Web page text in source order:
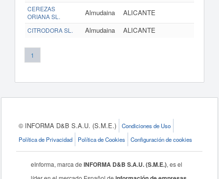
CEREZAS
ORIANA SL.
Almudaina ALICANTE
CITRODORA SL. Almudaina ALICANTE
1
© INFORMA D&B S.A.U. (S.M.E.)
Condiciones de Uso
Política de Privacidad
Política de Cookies Configuración de cookies
eInforma, marca deINFORMA D&B S.A.U. (S.M.E.), es el